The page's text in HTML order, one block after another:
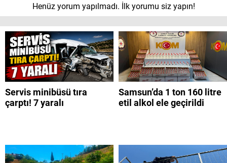
Henüz yorum yapılmadı. İlk yorumu siz yapın!
Servis minibüsü tıra
çarptı! 7 yaralı
Samsun’da 1 ton 160 litre
etil alkol ele geçirildi